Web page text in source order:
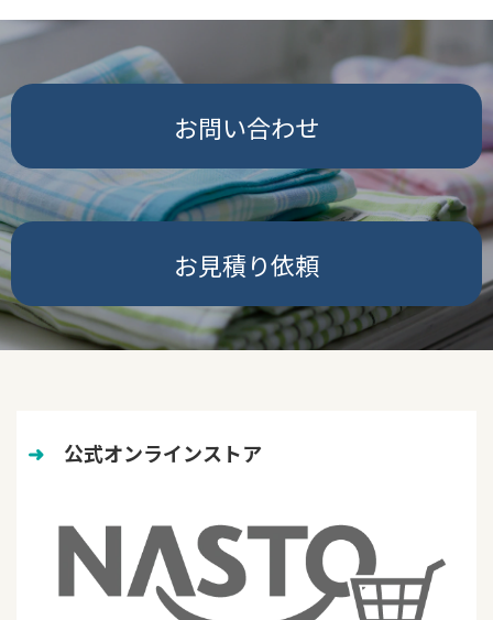
お問い合わせ
お見積り依頼
➜ 公式オンラインストア